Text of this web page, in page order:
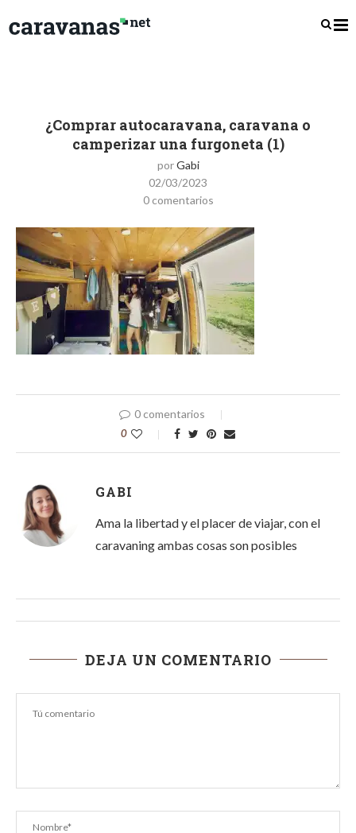
¿Comprar autocaravana, caravana o
camperizar una furgoneta (1)
porGabi
02/03/2023
0 comentarios
0 comentarios
0
GABI
Ama la libertad y el placer de viajar, con el
caravaning ambas cosas son posibles
DEJA UN COMENTARIO